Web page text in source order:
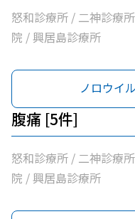
怒和診療所 / 二神診療
院 / 興居島診療所
ノロウイ
腹痛 [5件]
怒和診療所 / 二神診療
院 / 興居島診療所